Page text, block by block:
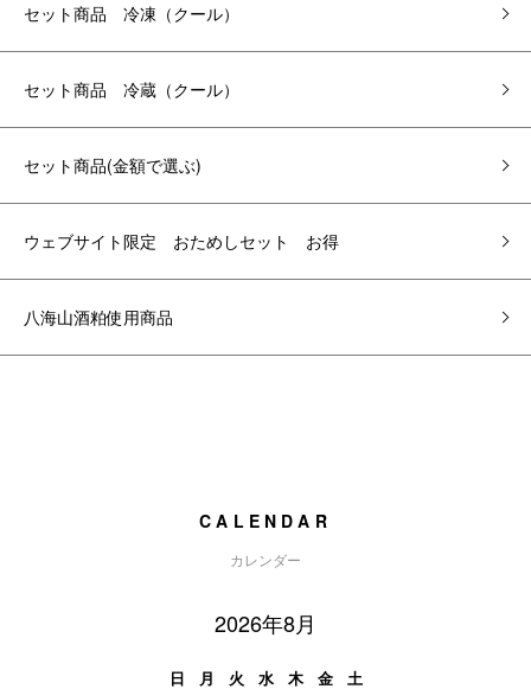
セット商品 冷凍（クール）
セット商品 冷蔵（クール）
セット商品(金額で選ぶ)
ウェブサイト限定 おためしセット お得
八海山酒粕使用商品
CALENDAR
カレンダー
2026年8月
日 月 火 水 木 金
土